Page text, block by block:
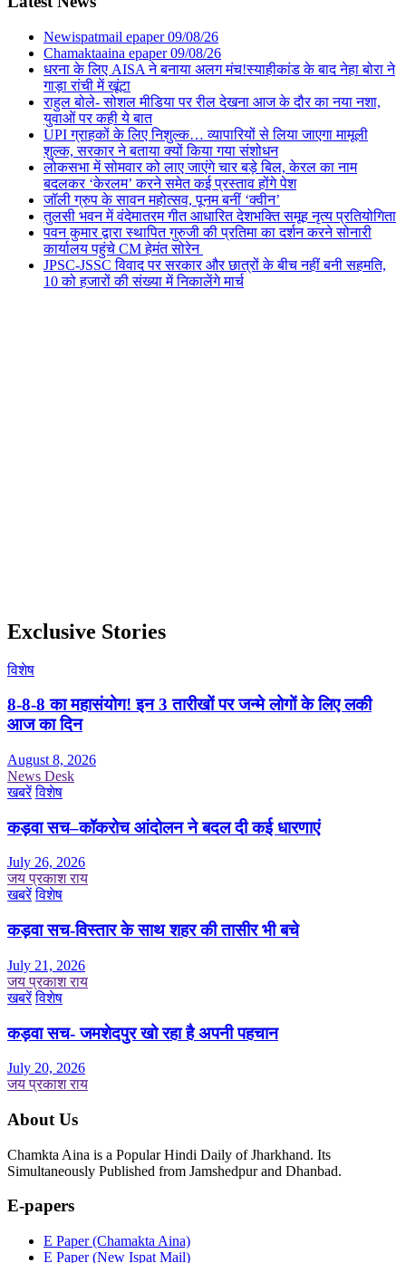
Newispatmail epaper 09/08/26
Chamaktaaina epaper 09/08/26
धरना के लिए AISA ने बनाया अलग मंच!स्याहीकांड के बाद नेहा बोरा ने
गाड़ा रांची में खूंटा
राहुल बोले- सोशल मीडिया पर रील देखना आज के दौर का नया नशा,
युवाओं पर कही ये बात
UPI ग्राहकों के लिए निशुल्क… व्यापारियों से लिया जाएगा मामूली
शुल्क, सरकार ने बताया क्यों किया गया संशोधन
लोकसभा में सोमवार को लाए जाएंगे चार बड़े बिल, केरल का नाम
बदलकर ‘केरलम’ करने समेत कई प्रस्ताव होंगे पेश
जॉली ग्रुप के सावन महोत्सव, पूनम बनीं ‘क्वीन’
तुलसी भवन में वंदेमातरम गीत आधारित देशभक्ति समूह नृत्य प्रतियोगिता
पवन कुमार द्वारा स्थापित गुरुजी की प्रतिमा का दर्शन करने सोनारी
कार्यालय पहुंचे CM हेमंत सोरेन
JPSC-JSSC विवाद पर सरकार और छात्रों के बीच नहीं बनी सहमति,
10 को हजारों की संख्या में निकालेंगे मार्च
Exclusive Stories
विशेष
8-8-8 का महासंयोग! इन 3 तारीखों पर जन्मे लोगों के लिए लकी
आज का दिन
August 8, 2026
News Desk
खबरें विशेष
कड़वा सच–कॉकरोच आंदोलन ने बदल दी कई धारणाएं
July 26, 2026
जय प्रकाश राय
खबरें विशेष
कड़वा सच-विस्तार के साथ शहर की तासीर भी बचे
July 21, 2026
जय प्रकाश राय
खबरें विशेष
कड़वा सच- जमशेदपुर खो रहा है अपनी पहचान
July 20, 2026
जय प्रकाश राय
About Us
Chamkta Aina is a Popular Hindi Daily of Jharkhand. Its
Simultaneously Published from Jamshedpur and Dhanbad.
E-papers
E Paper (Chamakta Aina)
E Paper (New Ispat Mail)